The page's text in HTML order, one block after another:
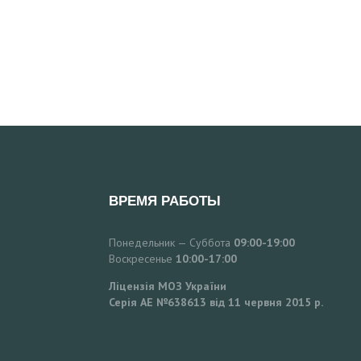
ВРЕМЯ РАБОТЫ
Понедельник — Суббота 09:00-19:00
Воскресенье 10:00-17:00
Ліцензія МОЗ України
Серія АЕ №638613 від 11 червня 2015 р.